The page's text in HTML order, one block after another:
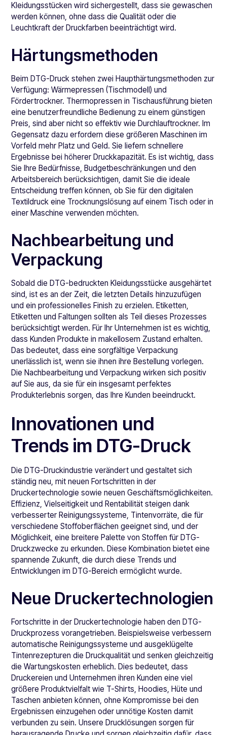
Kleidungsstücken wird sichergestellt, dass sie gewaschen
werden können, ohne dass die Qualität oder die
Leuchtkraft der Druckfarben beeinträchtigt wird.
Härtungsmethoden
Beim DTG-Druck stehen zwei Haupthärtungsmethoden zur
Verfügung: Wärmepressen (Tischmodell) und
Fördertrockner. Thermopressen in Tischausführung bieten
eine benutzerfreundliche Bedienung zu einem günstigen
Preis, sind aber nicht so effektiv wie Durchlauftrockner. Im
Gegensatz dazu erfordern diese größeren Maschinen im
Vorfeld mehr Platz und Geld. Sie liefern schnellere
Ergebnisse bei höherer Druckkapazität. Es ist wichtig, dass
Sie Ihre Bedürfnisse, Budgetbeschränkungen und den
Arbeitsbereich berücksichtigen, damit Sie die ideale
Entscheidung treffen können, ob Sie für den digitalen
Textildruck eine Trocknungslösung auf einem Tisch oder in
einer Maschine verwenden möchten.
Nachbearbeitung und
Verpackung
Sobald die DTG-bedruckten Kleidungsstücke ausgehärtet
sind, ist es an der Zeit, die letzten Details hinzuzufügen
und ein professionelles Finish zu erzielen. Etiketten,
Etiketten und Faltungen sollten als Teil dieses Prozesses
berücksichtigt werden. Für Ihr Unternehmen ist es wichtig,
dass Kunden Produkte in makellosem Zustand erhalten.
Das bedeutet, dass eine sorgfältige Verpackung
unerlässlich ist, wenn sie ihnen ihre Bestellung vorlegen.
Die Nachbearbeitung und Verpackung wirken sich positiv
auf Sie aus, da sie für ein insgesamt perfektes
Produkterlebnis sorgen, das Ihre Kunden beeindruckt.
Innovationen und
Trends im DTG-Druck
Die DTG-Druckindustrie verändert und gestaltet sich
ständig neu, mit neuen Fortschritten in der
Druckertechnologie sowie neuen Geschäftsmöglichkeiten.
Effizienz, Vielseitigkeit und Rentabilität steigen dank
verbesserter Reinigungssysteme, Tintenvorräte, die für
verschiedene Stoffoberflächen geeignet sind, und der
Möglichkeit, eine breitere Palette von Stoffen für DTG-
Druckzwecke zu erkunden. Diese Kombination bietet eine
spannende Zukunft, die durch diese Trends und
Entwicklungen im DTG-Bereich ermöglicht wurde.
Neue Druckertechnologien
Fortschritte in der Druckertechnologie haben den DTG-
Druckprozess vorangetrieben. Beispielsweise verbessern
automatische Reinigungssysteme und ausgeklügelte
Tintenrezepturen die Druckqualität und senken gleichzeitig
die Wartungskosten erheblich. Dies bedeutet, dass
Druckereien und Unternehmen ihren Kunden eine viel
größere Produktvielfalt wie T-Shirts, Hoodies, Hüte und
Taschen anbieten können, ohne Kompromisse bei den
Ergebnissen einzugehen oder unnötige Kosten damit
verbunden zu sein. Unsere Drucklösungen sorgen für